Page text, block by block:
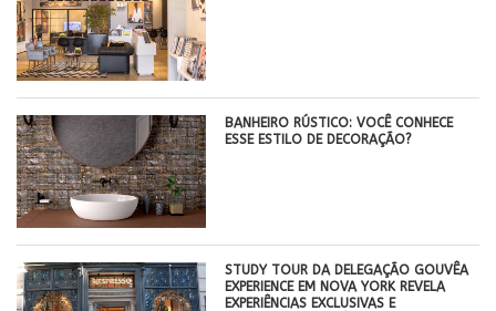
BANHEIRO RÚSTICO: VOCÊ CONHECE
ESSE ESTILO DE DECORAÇÃO?
STUDY TOUR DA DELEGAÇÃO GOUVÊA
EXPERIENCE EM NOVA YORK REVELA
EXPERIÊNCIAS EXCLUSIVAS E